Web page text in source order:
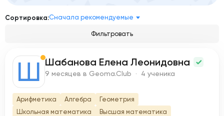
Сортировка:Сначала рекомендуемые
Фильтровать
Ш Шабанова Елена Леонидовна
9 месяцев в Geoma.Club · 4 ученика
Арифметика Алгебра
Геометрия
Школьная математика
Высшая математика